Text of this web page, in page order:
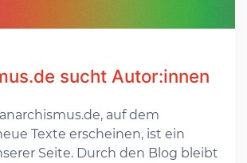
sucht Autor:innen
auf dem
Texte erscheinen, ist ein
Seite. Durch den Blog bleibt